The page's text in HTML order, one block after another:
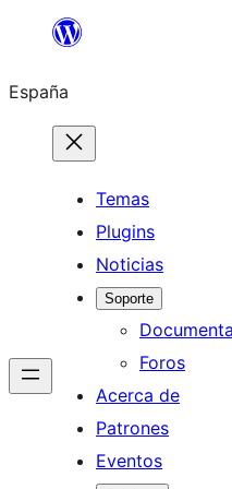
Saltar
contenido
España
Temas
Plugins
Noticias
Soporte
Foros
Acerca de
Patrones
Eventos